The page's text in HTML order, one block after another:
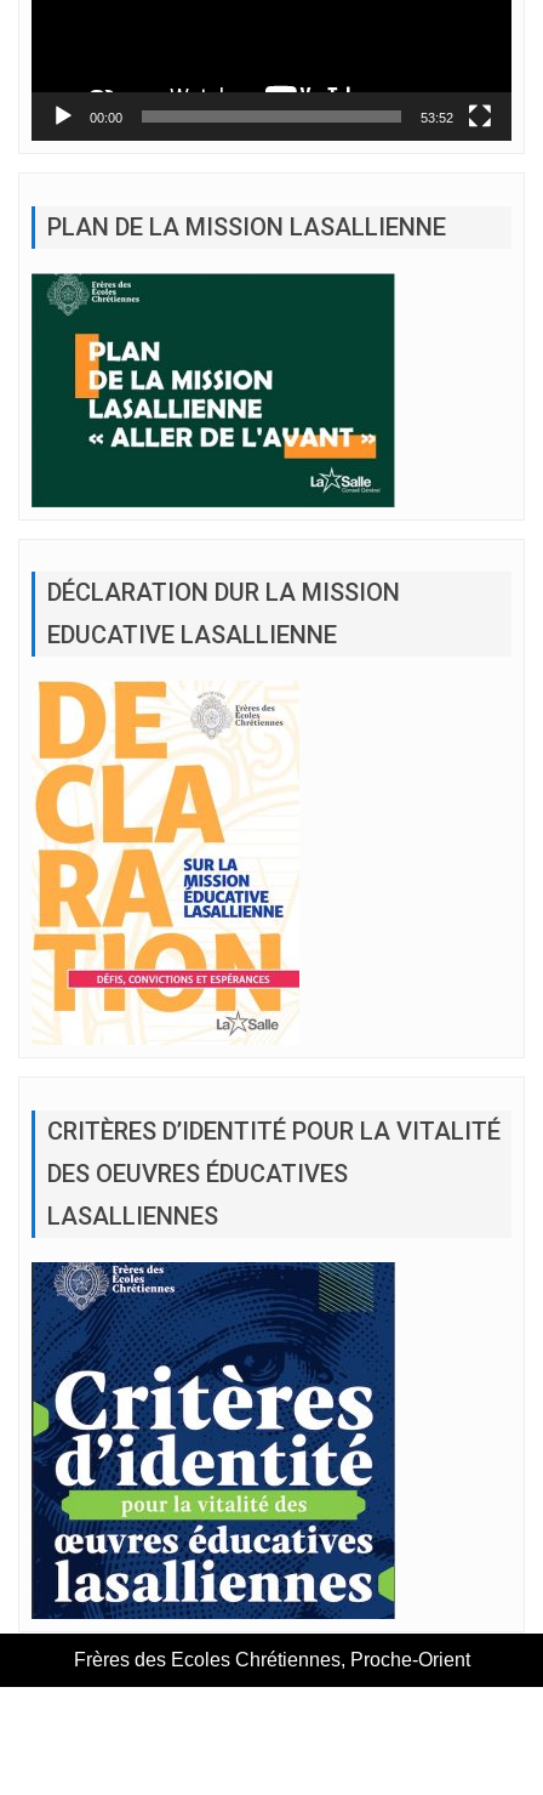
00:00 53:52
PLAN DE LA MISSION LASALLIENNE
DÉCLARATION DUR LA MISSION
EDUCATIVE LASALLIENNE
CRITÈRES D’IDENTITÉ POUR LA VITALITÉ
DES OEUVRES ÉDUCATIVES
LASALLIENNES
Frères des Ecoles Chrétiennes, Proche-Orient